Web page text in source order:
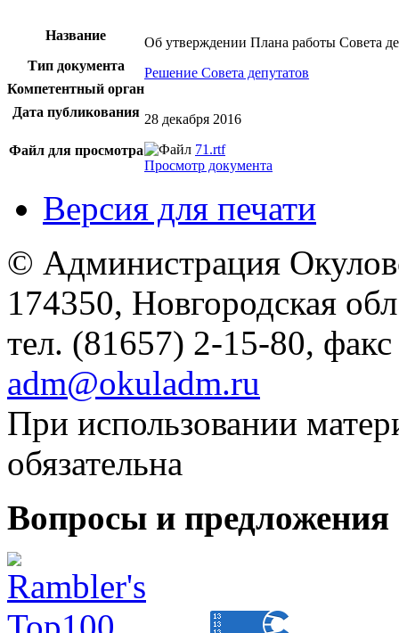
Название
Об утверждении Плана работы Совета
Тип документа
Решение Совета депутатов
Компетентный орган
Дата публикования 28 декабря 2016
Файл для просмотра
71.rtf
Просмотр документа
Версия для печати
© Администрация
174350, Новгородская
тел. (81657) 2-15-80,
adm@okuladm.ru
При использовании
обязательна
Вопросы и